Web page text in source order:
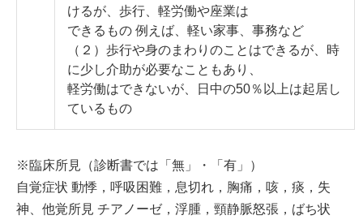
けるが、歩行、軽労働や座業は
できるもの 例えば、軽い家事、事務など
（２）歩行や身のまわりのことはできるが、時
に少し介助が必要なこともあり、
軽労働はできないが、日中の50％以上は起居し
ているもの
※臨床所見（診断書では「無」・「有」）
自覚症状 動悸，呼吸困難，息切れ，胸痛，咳，痰，失
神、他覚所見 チアノーゼ，浮腫，頸静脈怒張，ばち状